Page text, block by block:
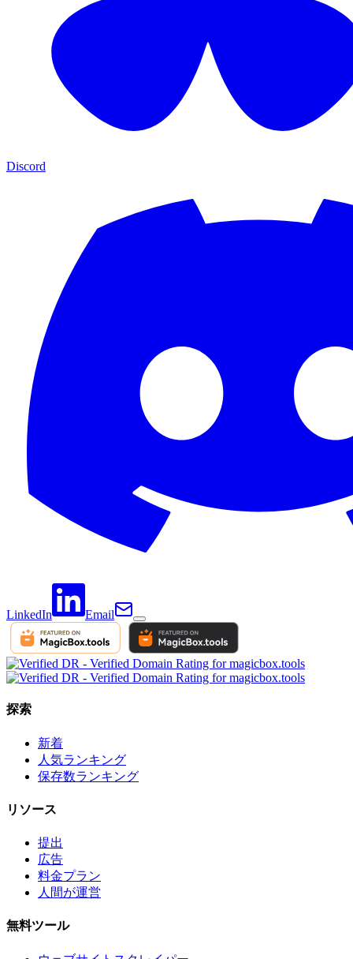
Discord
LinkedIn Email
探索
新着
人気ランキング
保存数ランキング
リソース
提出
広告
料金プラン
人間が運営
無料ツール